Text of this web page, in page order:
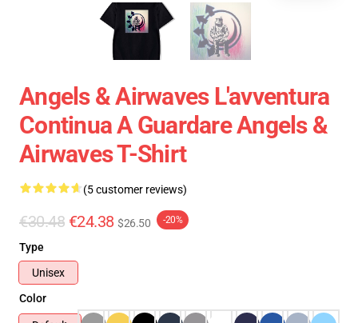
Angels & Airwaves L'avventura
Continua A Guardare Angels &
Airwaves T-Shirt
(5 customer reviews)
€30.48 €24.38 $26.50 -20%
Type
Unisex
Color